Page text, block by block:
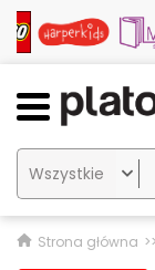

Strona główna